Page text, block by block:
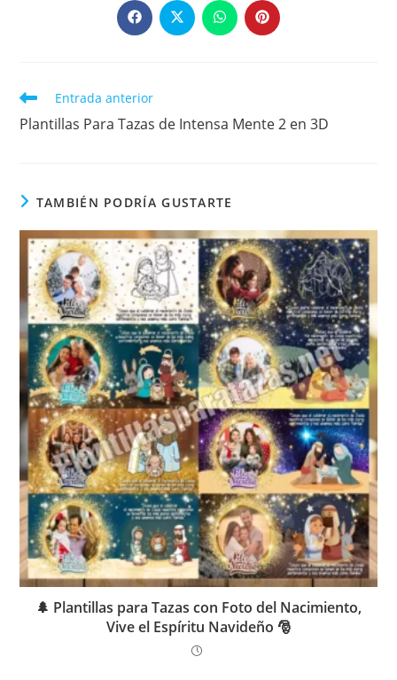
Se
abre
Se
abre
Se
abre
Se
abre
Leer
más
artículos
Entrada anterior
Plantillas Para Tazas de Intensa Mente 2 en 3D
TAMBIÉN PODRÍA GUSTARTE
🌲 Plantillas para Tazas con Foto del Nacimiento,
Vive el Espíritu Navideño 🎅